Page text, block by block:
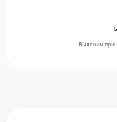
Выясним